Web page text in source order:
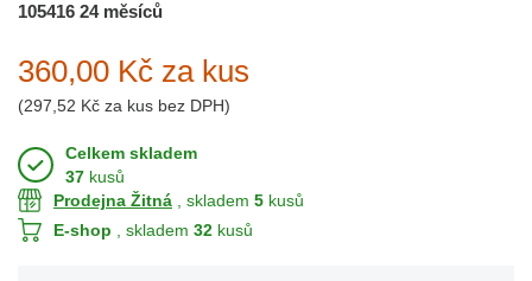
105416 24 měsíců
360,00 Kč za kus
(297,52 Kč za kus bez DPH)
Celkem skladem
37 kusů
Prodejna Žitná , skladem 5 kusů
E-shop , skladem 32 kusů